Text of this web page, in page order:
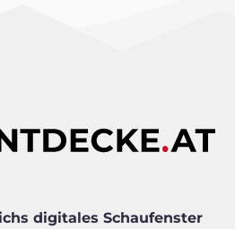
digitales Schaufenster